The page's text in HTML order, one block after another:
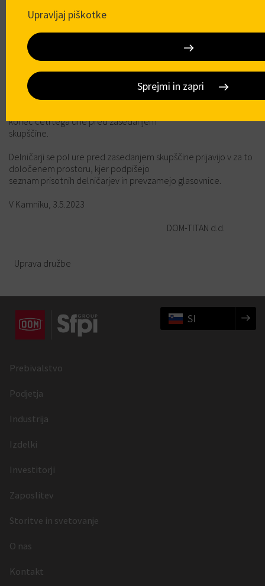
ki svojo udeležbo na skupščini najkasneje do konca četrtega
prijavijo upravi družbe, to je do vključno 17.6.2023. Delničarji
oziroma njihovi pooblaščenci ali
zastopniki se izkažejo z osebnim dokumentom, overjenim
pisnim pooblastilom, zakoniti zastopniki še
z izpisom iz sodnega registra, ki ni starejši od sedem dni.
Pooblastila za zastopanje na skupščini morajo
konec četrtega dne pred zasedanjem
skupščine.
Delničarji se pol ure pred zasedanjem skupščine prijavijo v za to
določenem prostoru, kjer podpišejo
seznam prisotnih delničarjev in prevzamejo glasovnice.
V Kamniku, 3.5.2023
DOM-TITAN d.d.
Uprava družbe
SI
Prebivalstvo
Podjetja
Industrija
Izdelki
Investitorji
Zaposlitev
Storitve in svetovanje
O nas
Kontakt
Upravljaj piškotke
Sprejmi in zapri